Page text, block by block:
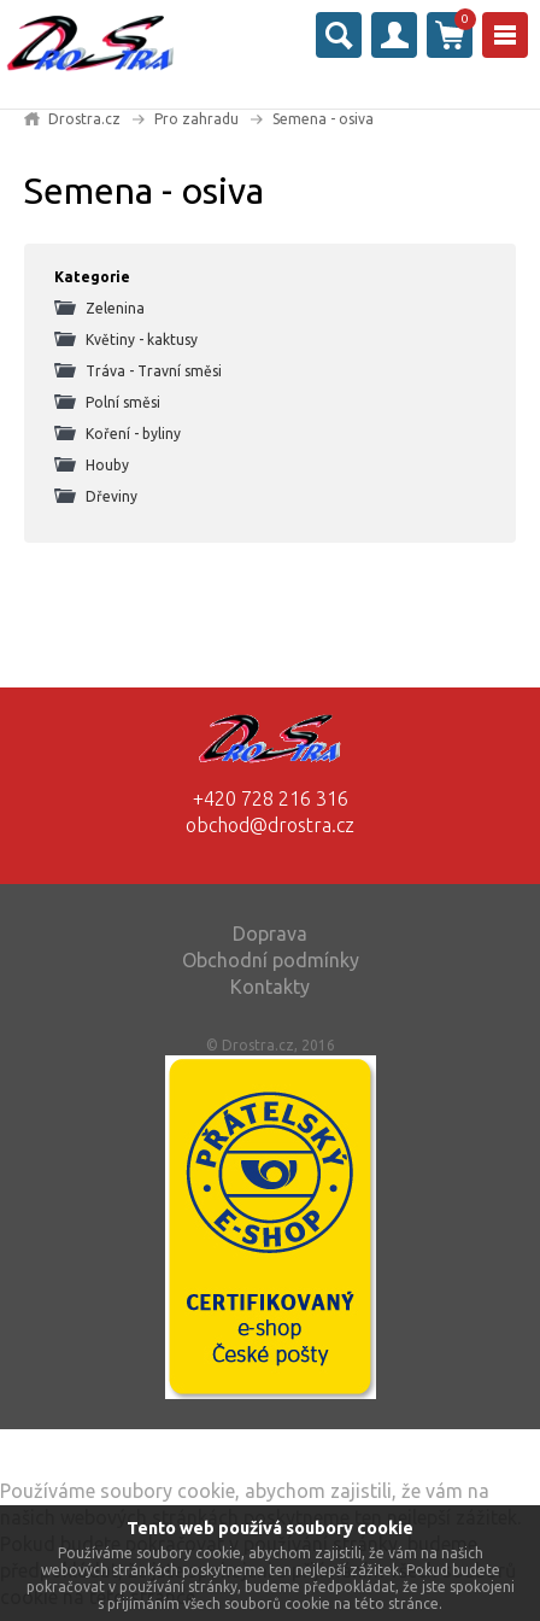
Tento web používá soubory cookie
Používáme soubory cookie, abychom zajistili, že vám na našich
webových stránkách poskytneme ten nejlepší zážitek. Pokud budete
pokračovat v používání stránky, budeme předpokládat, že jste spokojeni
s přijímáním všech souborů cookie na této stránce.
0
Drostra.cz Pro zahradu Semena - osiva
Semena - osiva
Kategorie
Zelenina
Květiny - kaktusy
Tráva - Travní směsi
Polní směsi
Koření - byliny
Houby
Dřeviny
+420 728 216 316
obchod@drostra.cz
Doprava
Obchodní podmínky
Kontakty
© Drostra.cz, 2016
Používáme soubory cookie, abychom zajistili, že vám na
našich webových stránkách poskytneme ten nejlepší zážitek.
Pokud budete pokračovat v používání stránky, budeme
předpokládat, že jste spokojeni s přijímáním všech souborů
cookie na této stránce.